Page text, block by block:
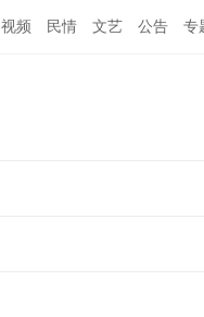
视频 民情 文艺 公告 专